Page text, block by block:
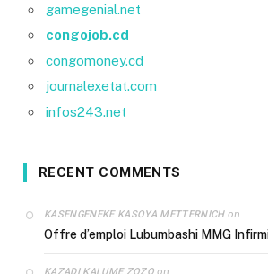
gamegenial.net
congojob.cd
congomoney.cd
journalexetat.com
infos243.net
RECENT COMMENTS
KASENGENEKE KASOYA METTERNICHon
Offre d’emploi Lubumbashi MMG
on